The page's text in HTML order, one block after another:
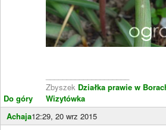
Do góry
Zbyszek Działka prawie w
Wizytówka
Achaja12:29, 20 wrz 2015